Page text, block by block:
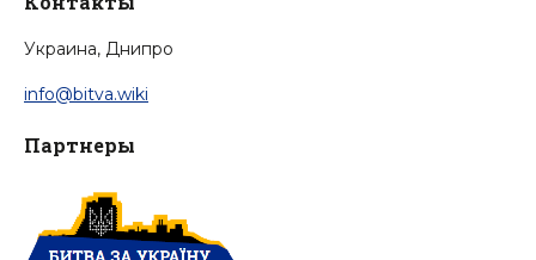
Украина, Днипро
info@bitva.wiki
Партнеры